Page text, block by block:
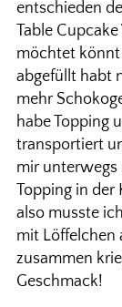
entschieden
Table
möchtet könnt
abgefüllt habt
mehr
habe Topping
transportiert
mir unterwegs
Topping in
also musste
mit Löffelchen
zusammen
Geschmack!